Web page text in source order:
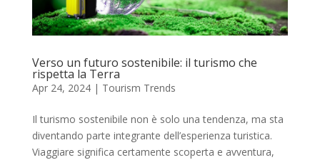
Verso un futuro sostenibile: il turismo che
rispetta la Terra
Apr 24, 2024| Tourism Trends
Il turismo sostenibile non è solo una tendenza, ma sta
diventando parte integrante dell’esperienza turistica.
Viaggiare significa certamente scoperta e avventura,